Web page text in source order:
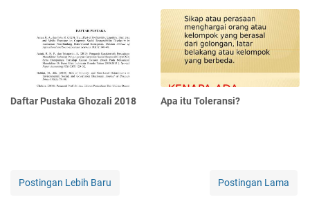
Daftar Pustaka Ghozali 2018 Apa itu Toleransi?
Postingan Lebih Baru Postingan Lama